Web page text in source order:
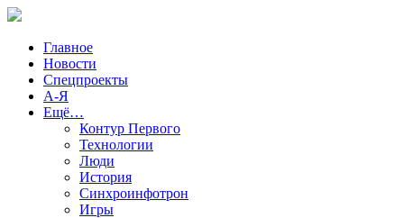
Главное
Новости
Спецпроекты
А-Я
Ещё…
Контур Первого
Технологии
Люди
История
Синхроинфотрон
Игры